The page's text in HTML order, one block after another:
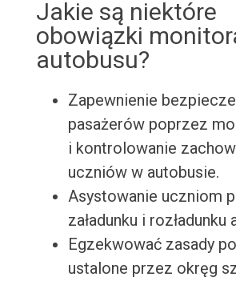
Jakie są niektóre
obowiązki
autobusu?
Zapewnienie
pasażerów poprzez
i kontrolowanie
uczniów w autobusie.
Asystowanie uczniom
załadunku i rozładunku
Egzekwować zasady
ustalone przez okręg